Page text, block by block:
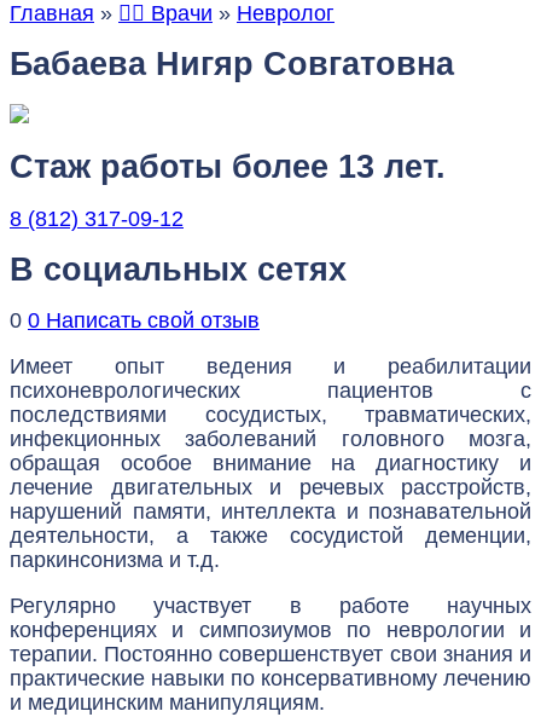
Главная » 👨‍⚕️ Врачи » Невролог
Бабаева Нигяр Совгатовна
Стаж работы более 13 лет.
8 (812) 317-09-12
В социальных сетях
0 0 Написать свой отзыв
Имеет опыт ведения и реабилитации
психоневрологических пациентов с
последствиями сосудистых, травматических,
инфекционных заболеваний головного мозга,
обращая особое внимание на диагностику и
лечение двигательных и речевых расстройств,
нарушений памяти, интеллекта и познавательной
деятельности, а также сосудистой деменции,
паркинсонизма и т.д.
Регулярно участвует в работе научных
конференциях и симпозиумов по неврологии и
терапии. Постоянно совершенствует свои знания и
практические навыки по консервативному лечению
и медицинским манипуляциям.